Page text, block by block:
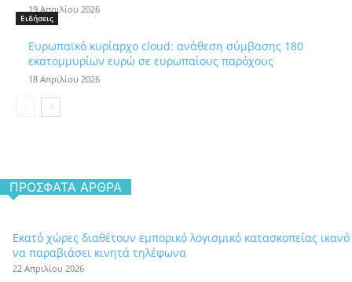
19 Απριλίου 2026
Ειδήσεις
Ευρωπαϊκό κυρίαρχο cloud: ανάθεση σύμβασης 180
εκατομμυρίων ευρώ σε ευρωπαίους παρόχους
18 Απριλίου 2026
ΠΡΌΣΦΑΤΑ ΆΡΘΡΑ
Εκατό χώρες διαθέτουν εμπορικό λογισμικό κατασκοπείας ικανό
να παραβιάσει κινητά τηλέφωνα
22 Απριλίου 2026